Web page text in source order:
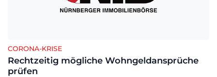
CORONA-KRISE
Rechtzeitig mögliche Wohngeldansprüche
prüfen